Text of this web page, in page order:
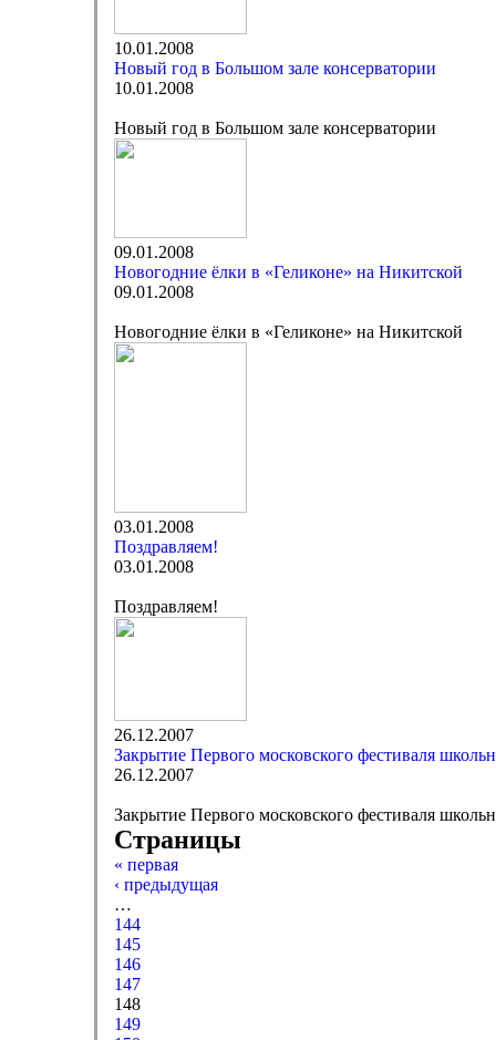
10.01.2008
Новый год в Большом зале консерватории
10.01.2008
Новый год в Большом зале консерватории
09.01.2008
Новогодние ёлки в «Геликоне» на Никитской
09.01.2008
Новогодние ёлки в «Геликоне» на Никитской
03.01.2008
Поздравляем!
03.01.2008
Поздравляем!
26.12.2007
Закрытие Первого московского фестиваля
26.12.2007
Закрытие Первого московского фестиваля
Страницы
« первая
‹ предыдущая
…
144
145
146
147
148
149